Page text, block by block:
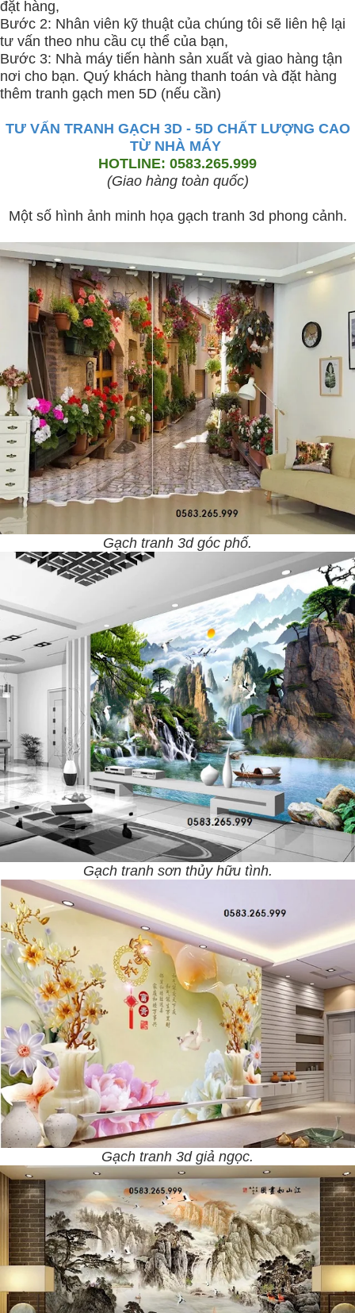
đặt hàng,
Bước 2: Nhân viên kỹ thuật của chúng tôi sẽ liên hệ lại
tư vấn theo nhu cầu cụ thể của bạn,
Bước 3: Nhà máy tiến hành sản xuất và giao hàng tận
nơi cho bạn. Quý khách hàng thanh toán và đặt hàng
thêm tranh gạch men 5D (nếu cần)
TƯ VẤN TRANH GẠCH 3D - 5D CHẤT LƯỢNG CAO
TỪ NHÀ MÁY
HOTLINE: 0583.265.999
(Giao hàng toàn quốc)
Một số hình ảnh minh họa gạch tranh 3d phong cảnh.
Gạch tranh 3d góc phố.
Gạch tranh sơn thủy hữu tình.
Gạch tranh 3d giả ngọc.